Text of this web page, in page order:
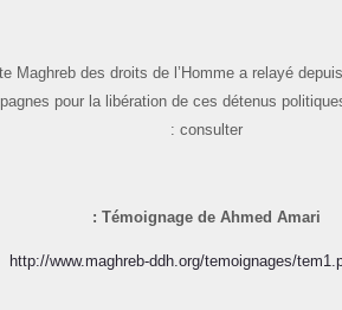
Le site Maghreb des droits de l’Homme a
campagnes pour la libération de ces
Témoignage de Ahmed
http://www.maghreb-ddh.org/